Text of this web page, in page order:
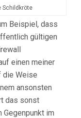
Schildkröte
Beispiel, dass
gültigen
einen meiner
die Weise
ansonsten
das sonst
Gegenpunkt im